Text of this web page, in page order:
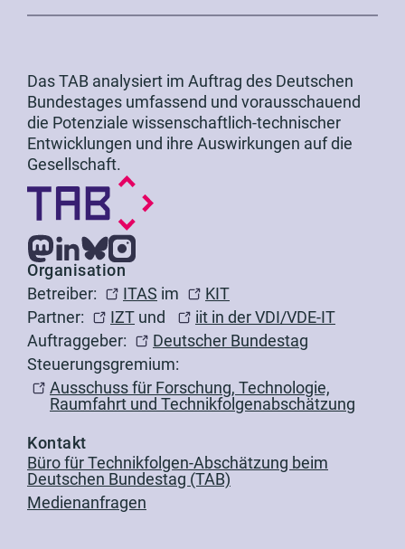
Das TAB analysiert im Auftrag des Deutschen
Bundestages umfassend und vorausschauend
die Potenziale wissenschaftlich-technischer
Entwicklungen und ihre Auswirkungen auf die
Gesellschaft.
Organisation
Betreiber:
ITAS im
KIT
Partner:
IZT und
iit in der VDI/VDE-IT
Auftraggeber:
Deutscher Bundestag
Steuerungsgremium:
Ausschuss für Forschung, Technologie,
Raumfahrt und Technikfolgenabschätzung
Kontakt
Büro für Technikfolgen-Abschätzung beim
Deutschen Bundestag (TAB)
Medienanfragen